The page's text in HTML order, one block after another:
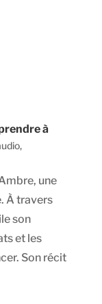
à
,
une
À travers
son
et les
Son récit